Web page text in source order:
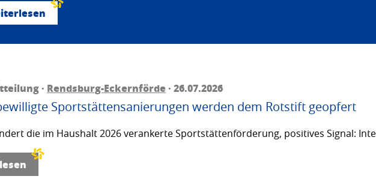
· Rendsburg-Eckernförde· 26.07.2026
Sportstättensanierungen werden dem Rotstift geopfert
die im Haushalt 2026 verankerte Sportstättenförderung, positives Signal: